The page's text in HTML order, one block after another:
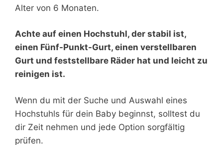
Alter von 6 Monaten.
Achte auf einen Hochstuhl, der stabil ist,
einen Fünf-Punkt-Gurt, einen verstellbaren
Gurt und feststellbare Räder hat und leicht zu
reinigen ist.
Wenn du mit der Suche und Auswahl eines
Hochstuhls für dein Baby beginnst, solltest du
dir Zeit nehmen und jede Option sorgfältig
prüfen.